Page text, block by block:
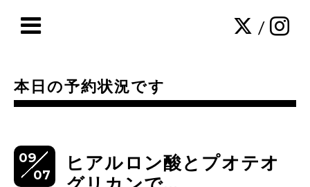
/
本日の予約状況です
09
07
ヒアルロン酸とプオテオ